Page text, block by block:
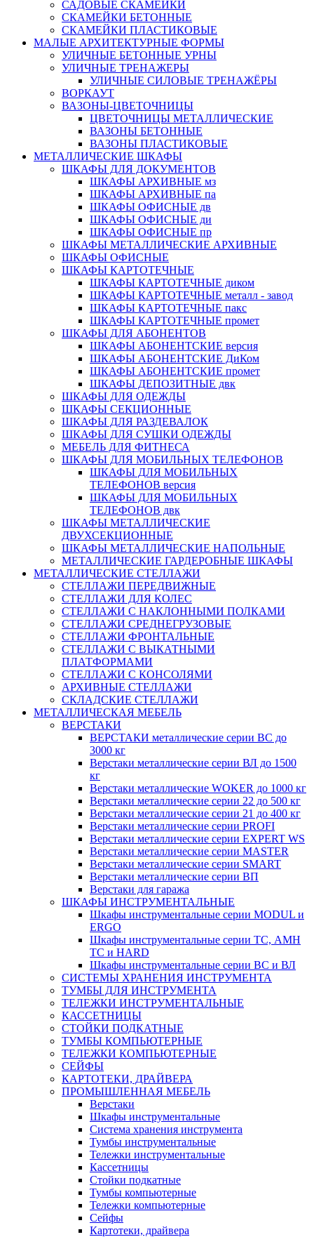
САДОВЫЕ СКАМЕЙКИ
СКАМЕЙКИ БЕТОННЫЕ
СКАМЕЙКИ ПЛАСТИКОВЫЕ
МАЛЫЕ АРХИТЕКТУРНЫЕ ФОРМЫ
УЛИЧНЫЕ БЕТОННЫЕ УРНЫ
УЛИЧНЫЕ ТРЕНАЖЕРЫ
УЛИЧНЫЕ СИЛОВЫЕ ТРЕНАЖЁРЫ
ВОРКАУТ
ВАЗОНЫ-ЦВЕТОЧНИЦЫ
ЦВЕТОЧНИЦЫ МЕТАЛЛИЧЕСКИЕ
ВАЗОНЫ БЕТОННЫЕ
ВАЗОНЫ ПЛАСТИКОВЫЕ
МЕТАЛЛИЧЕСКИЕ ШКАФЫ
ШКАФЫ ДЛЯ ДОКУМЕНТОВ
ШКАФЫ АРХИВНЫЕ мз
ШКАФЫ АРХИВНЫЕ па
ШКАФЫ ОФИСНЫЕ дв
ШКАФЫ ОФИСНЫЕ ди
ШКАФЫ ОФИСНЫЕ пр
ШКАФЫ МЕТАЛЛИЧЕСКИЕ АРХИВНЫЕ
ШКАФЫ ОФИСНЫЕ
ШКАФЫ КАРТОТЕЧНЫЕ
ШКАФЫ КАРТОТЕЧНЫЕ диком
ШКАФЫ КАРТОТЕЧНЫЕ металл - завод
ШКАФЫ КАРТОТЕЧНЫЕ пакс
ШКАФЫ КАРТОТЕЧНЫЕ промет
ШКАФЫ ДЛЯ АБОНЕНТОВ
ШКАФЫ АБОНЕНТСКИЕ версия
ШКАФЫ АБОНЕНТСКИЕ ДиКом
ШКАФЫ АБОНЕНТСКИЕ промет
ШКАФЫ ДЕПОЗИТНЫЕ двк
ШКАФЫ ДЛЯ ОДЕЖДЫ
ШКАФЫ СЕКЦИОННЫЕ
ШКАФЫ ДЛЯ РАЗДЕВАЛОК
ШКАФЫ ДЛЯ СУШКИ ОДЕЖДЫ
МЕБЕЛЬ ДЛЯ ФИТНЕСА
ШКАФЫ ДЛЯ МОБИЛЬНЫХ ТЕЛЕФОНОВ
ШКАФЫ ДЛЯ МОБИЛЬНЫХ
ТЕЛЕФОНОВ версия
ШКАФЫ ДЛЯ МОБИЛЬНЫХ
ТЕЛЕФОНОВ двк
ШКАФЫ МЕТАЛЛИЧЕСКИЕ
ДВУХСЕКЦИОННЫЕ
ШКАФЫ МЕТАЛЛИЧЕСКИЕ НАПОЛЬНЫЕ
МЕТАЛЛИЧЕСКИЕ ГАРДЕРОБНЫЕ ШКАФЫ
МЕТАЛЛИЧЕСКИЕ СТЕЛЛАЖИ
СТЕЛЛАЖИ ПЕРЕДВИЖНЫЕ
СТЕЛЛАЖИ ДЛЯ КОЛЕС
СТЕЛЛАЖИ С НАКЛОННЫМИ ПОЛКАМИ
СТЕЛЛАЖИ СРЕДНЕГРУЗОВЫЕ
СТЕЛЛАЖИ ФРОНТАЛЬНЫЕ
СТЕЛЛАЖИ С ВЫКАТНЫМИ
ПЛАТФОРМАМИ
СТЕЛЛАЖИ С КОНСОЛЯМИ
АРХИВНЫЕ СТЕЛЛАЖИ
СКЛАДСКИЕ СТЕЛЛАЖИ
МЕТАЛЛИЧЕСКАЯ МЕБЕЛЬ
ВЕРСТАКИ
ВЕРСТАКИ металлические серии ВС до
3000 кг
Верстаки металлические серии ВЛ до 1500
кг
Верстаки металлические WOKER до 1000 кг
Верстаки металлические серии 22 до 500 кг
Верстаки металлические серии 21 до 400 кг
Верстаки металлические серии PROFI
Верстаки металлические серии EXPERT WS
Верстаки металлические серии MASTER
Верстаки металлические серии SMART
Верстаки металлические серии ВП
Верстаки для гаража
ШКАФЫ ИНСТРУМЕНТАЛЬНЫЕ
Шкафы инструментальные серии MODUL и
ERGO
Шкафы инструментальные серии ТС, АМН
ТС и HARD
Шкафы инструментальные серии ВС и ВЛ
СИСТЕМЫ ХРАНЕНИЯ ИНСТРУМЕНТА
ТУМБЫ ДЛЯ ИНСТРУМЕНТА
ТЕЛЕЖКИ ИНСТРУМЕНТАЛЬНЫЕ
КАССЕТНИЦЫ
СТОЙКИ ПОДКАТНЫЕ
ТУМБЫ КОМПЬЮТЕРНЫЕ
ТЕЛЕЖКИ КОМПЬЮТЕРНЫЕ
СЕЙФЫ
КАРТОТЕКИ, ДРАЙВЕРА
ПРОМЫШЛЕННАЯ МЕБЕЛЬ
Верстаки
Шкафы инструментальные
Система хранения инструмента
Тумбы инструментальные
Тележки инструментальные
Кассетницы
Стойки подкатные
Тумбы компьютерные
Тележки компьютерные
Сейфы
Картотеки, драйвера